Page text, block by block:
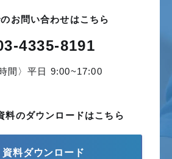
お問い合わせはこちら
4335-8191
時間〉平日 9:00~17:00
料のダウンロードはこちら
資料ダウンロード